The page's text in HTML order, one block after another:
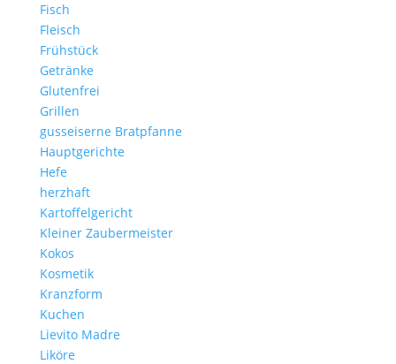
Fisch
Fleisch
Frühstück
Getränke
Glutenfrei
Grillen
gusseiserne Bratpfanne
Hauptgerichte
Hefe
herzhaft
Kartoffelgericht
Kleiner Zaubermeister
Kokos
Kosmetik
Kranzform
Kuchen
Lievito Madre
Liköre